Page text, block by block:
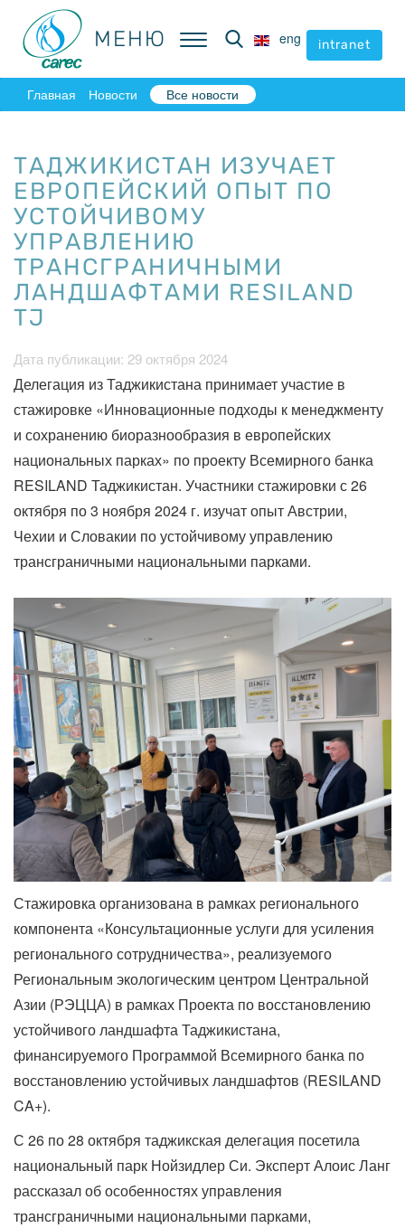
МЕНЮ eng intranet
МЕНЮ eng intranet
Главная Новости Все новости
ТАДЖИКИСТАН ИЗУЧАЕТ
ЕВРОПЕЙСКИЙ ОПЫТ ПО
УСТОЙЧИВОМУ
УПРАВЛЕНИЮ
ТРАНСГРАНИЧНЫМИ
ЛАНДШАФТАМИ RESILAND
TJ
Дата публикации: 29 октября 2024
Делегация из Таджикистана принимает участие в
стажировке «Инновационные подходы к менеджменту
и сохранению биоразнообразия в европейских
национальных парках» по проекту Всемирного банка
RESILAND Таджикистан. Участники стажировки с 26
октября по 3 ноября 2024 г. изучат опыт Австрии,
Чехии и Словакии по устойчивому управлению
трансграничными национальными парками.
Стажировка организована в рамках регионального
компонента «Консультационные услуги для усиления
регионального сотрудничества», реализуемого
Региональным экологическим центром Центральной
Азии (РЭЦЦА) в рамках Проекта по восстановлению
устойчивого ландшафта Таджикистана,
финансируемого Программой Всемирного банка по
восстановлению устойчивых ландшафтов (RESILAND
CA+).
С 26 по 28 октября таджикская делегация посетила
национальный парк Нойзидлер Си. Эксперт Алоис Ланг
рассказал об особенностях управления
трансграничными национальными парками,